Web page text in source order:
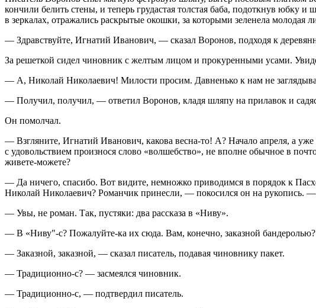
кончили белить стены, и теперь грудастая толстая баба, подоткнув
в зеркалах, отражались раскрытые окошки, за которыми зеленела молодая
— Здравствуйте, Игнатий Иванович, — сказал Воронов, подходя к
За решеткой сидел чиновник с желтым лицом и прокуренными усами.
— А, Николай Николаевич! Милости просим. Давненько к нам не
— Получил, получил, — ответил Воронов, кладя шляпу на прилавок и
Он помолчал.
— Взгляните, Игнатий Иванович, какова весна-то! А? Начало апреля, а
с удовольствием произнося слово «волшебство», не вполне обычное в
живете-можете?
— Да ничего, спасибо. Вот видите, немножко приводимся в порядок к
Николай Николаевич? Романчик принесли, — покосился он на рукопись.
— Увы, не роман. Так, пустяки: два рассказа в «Ниву».
— В «Ниву"-с? Пожалуйте-ка их сюда. Вам, конечно, заказной бандеролью?
— Заказной, заказной, — сказал писатель, подавая чиновнику пакет.
— Традиционно-с? — засмеялся чиновник.
— Традиционно-с, — подтвердил писатель.